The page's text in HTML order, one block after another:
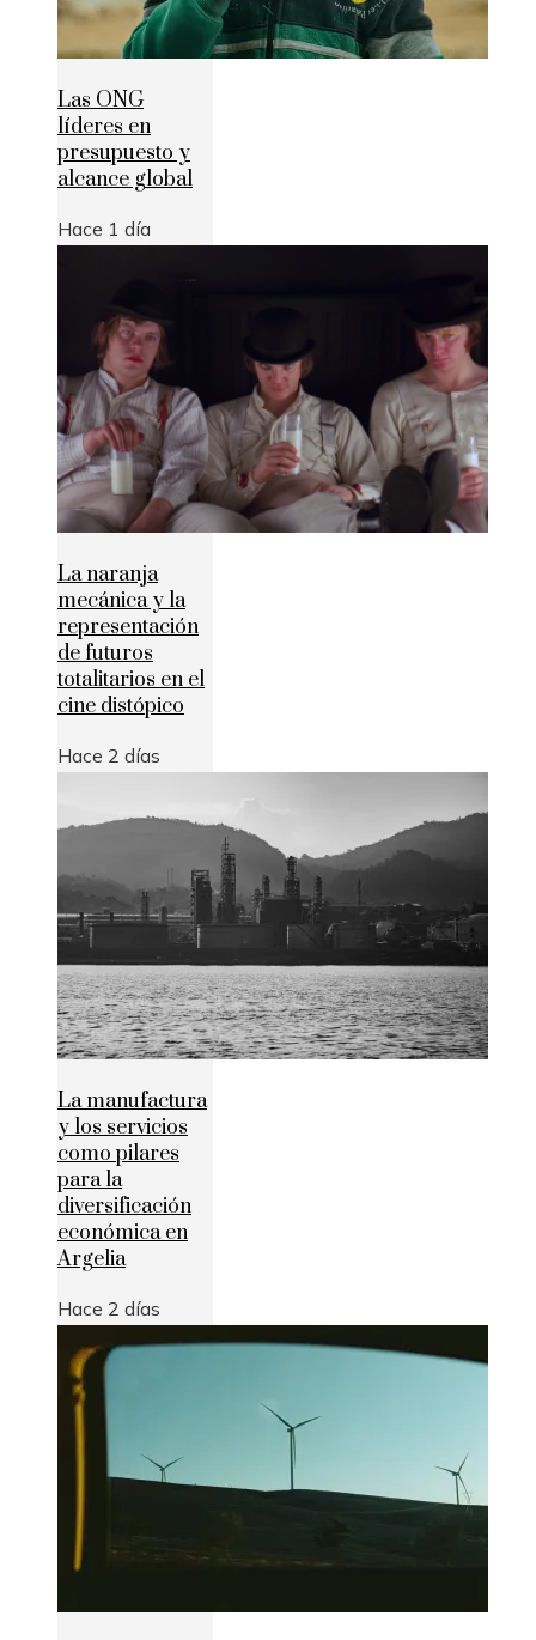
Las ONG
líderes en
presupuesto y
alcance global
Hace 1 día
La naranja
mecánica y la
representación
de futuros
totalitarios en el
cine distópico
Hace 2 días
La manufactura
y los servicios
como pilares
para la
diversificación
económica en
Argelia
Hace 2 días